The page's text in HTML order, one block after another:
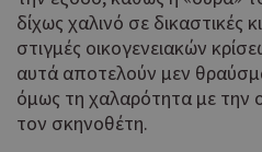
δίχως χαλινό σε δικαστικές
στιγμές οικογενειακών
αυτά αποτελούν μεν
όμως τη χαλαρότητα με την
τον σκηνοθέτη.